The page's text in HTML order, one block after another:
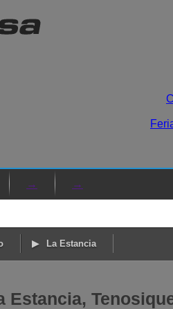
→ →
La Estancia
Estancia,